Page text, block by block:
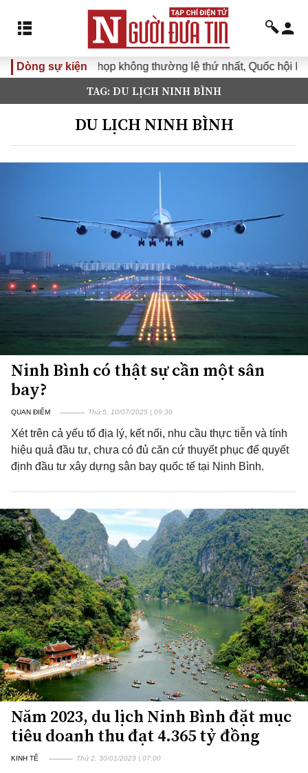
Dòng sự kiệnKỳ họp không thường lệ thứ nhất, Quốc hội khóa
TAG: DU LỊCH NINH BÌNH
DU LỊCH NINH BÌNH
Ninh Bình có thật sự cần một sân
bay?
QUAN ĐIỂM Thứ 5, 10/07/2025 | 09:30
Xét trên cả yếu tố địa lý, kết nối, nhu cầu thực tiễn và tính
hiệu quả đầu tư, chưa có đủ căn cứ thuyết phục để quyết
định đầu tư xây dựng sân bay quốc tế tại Ninh Bình.
Năm 2023, du lịch Ninh Bình đặt mục
tiêu doanh thu đạt 4.365 tỷ đồng
KINH TẾ Thứ 2, 30/01/2023 | 07:00